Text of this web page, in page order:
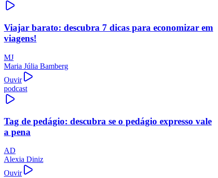
Viajar barato: descubra 7 dicas para economizar em
viagens!
MJ
Maria Júlia Bamberg
Ouvir
podcast
Tag de pedágio: descubra se o pedágio expresso vale
a pena
AD
Alexia Diniz
Ouvir